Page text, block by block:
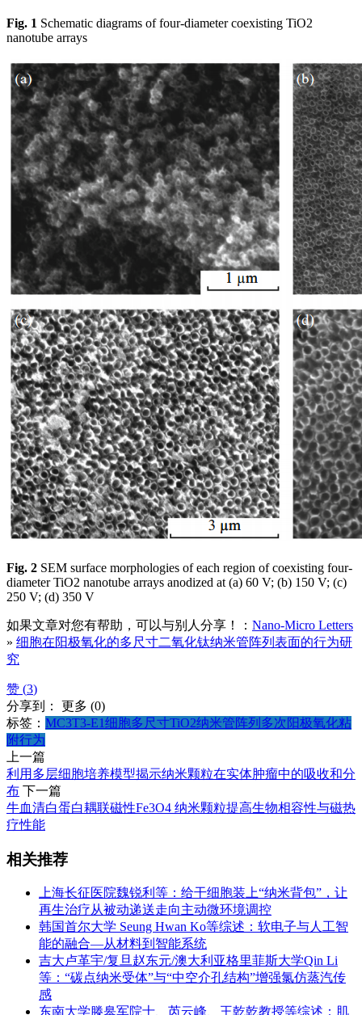
Fig. 1 Schematic diagrams of four-diameter coexisting TiO2
nanotube arrays
Fig. 2 SEM surface morphologies of each region of coexisting four-
diameter TiO2 nanotube arrays anodized at (a) 60 V; (b) 150 V; (c)
250 V; (d) 350 V
如果文章对您有帮助，可以与别人分享！： Nano-Micro Letters
» 细胞在阳极氧化的多尺寸二氧化钛纳米管阵列表面的行为研
究
赞 (3)
分享到： 更多 (0)
标签： MC3T3-E1细胞多尺寸TiO2纳米管阵列 多次阳极氧化粘
附行为
上一篇
利用多层细胞培养模型揭示纳米颗粒在实体肿瘤中的吸收和分
布 下一篇
牛血清白蛋白耦联磁性Fe3O4 纳米颗粒提高生物相容性与磁热
疗性能
相关推荐
上海长征医院魏锐利等：给干细胞装上“纳米背包”，让
再生治疗从被动递送走向主动微环境调控
韩国首尔大学 Seung Hwan Ko等综述：软电子与人工智
能的融合—从材料到智能系统
吉大卢革宇/复旦赵东元/澳大利亚格里菲斯大学Qin Li
等：“碳点纳米受体”与“中空介孔结构”增强氯仿蒸汽传
感
东南大学滕皋军院士、芮云峰、王乾乾教授等综述：肌